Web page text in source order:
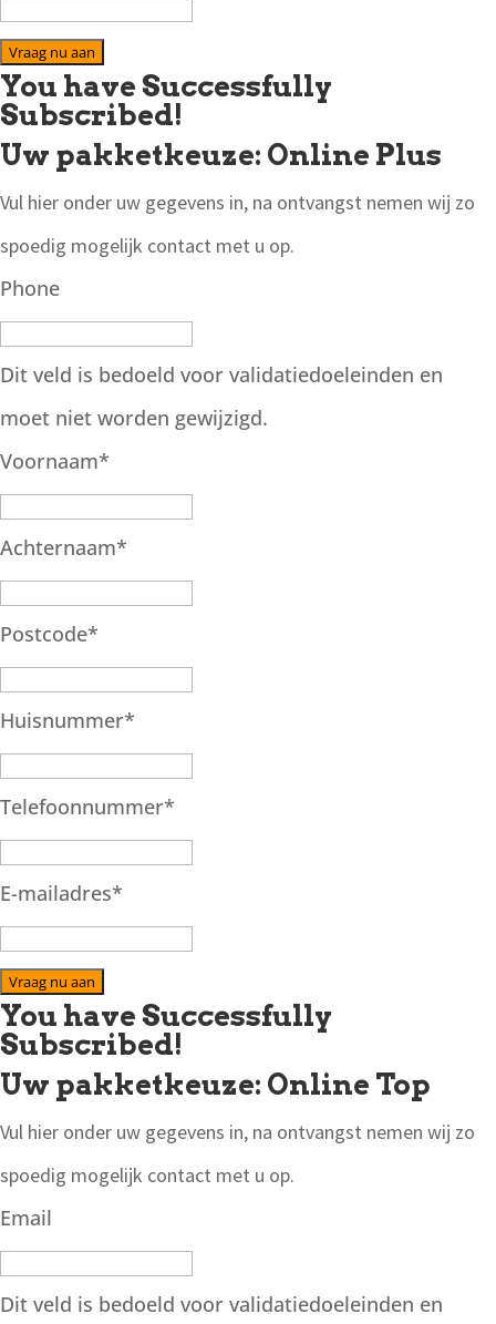
Vraag nu aan
You have Successfully
Subscribed!
Uw pakketkeuze: Online Plus
Vul hier onder uw gegevens in, na ontvangst nemen wij zo
spoedig mogelijk contact met u op.
Phone
Dit veld is bedoeld voor validatiedoeleinden en
moet niet worden gewijzigd.
Voornaam*
Achternaam*
Postcode*
Huisnummer*
Telefoonnummer*
E-mailadres*
Vraag nu aan
You have Successfully
Subscribed!
Uw pakketkeuze: Online Top
Vul hier onder uw gegevens in, na ontvangst nemen wij zo
spoedig mogelijk contact met u op.
Email
Dit veld is bedoeld voor validatiedoeleinden en